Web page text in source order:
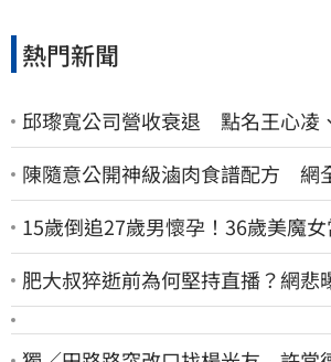
熱門新聞
邱瓈寬公司營收衰退 點名王心凌
陳隨意公開神級滷肉食譜配方 網
15歲倒追27歲男懷孕！36歲美魔
肥大叔猝逝前為何堅持直播？網悲